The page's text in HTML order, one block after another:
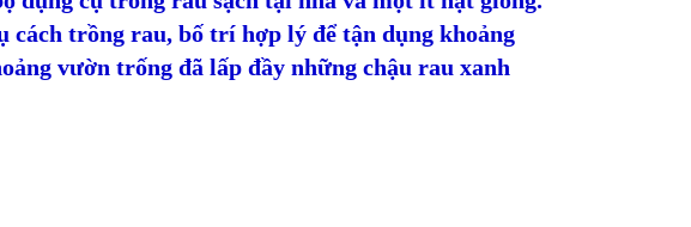
cách trồng rau, bố trí hợp lý để tận dụng khoảng
vườn trống đã lấp đầy những chậu rau xanh